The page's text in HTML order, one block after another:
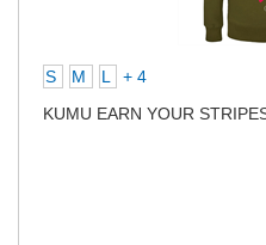
S M L
+ 4
KUMU EARN YOUR